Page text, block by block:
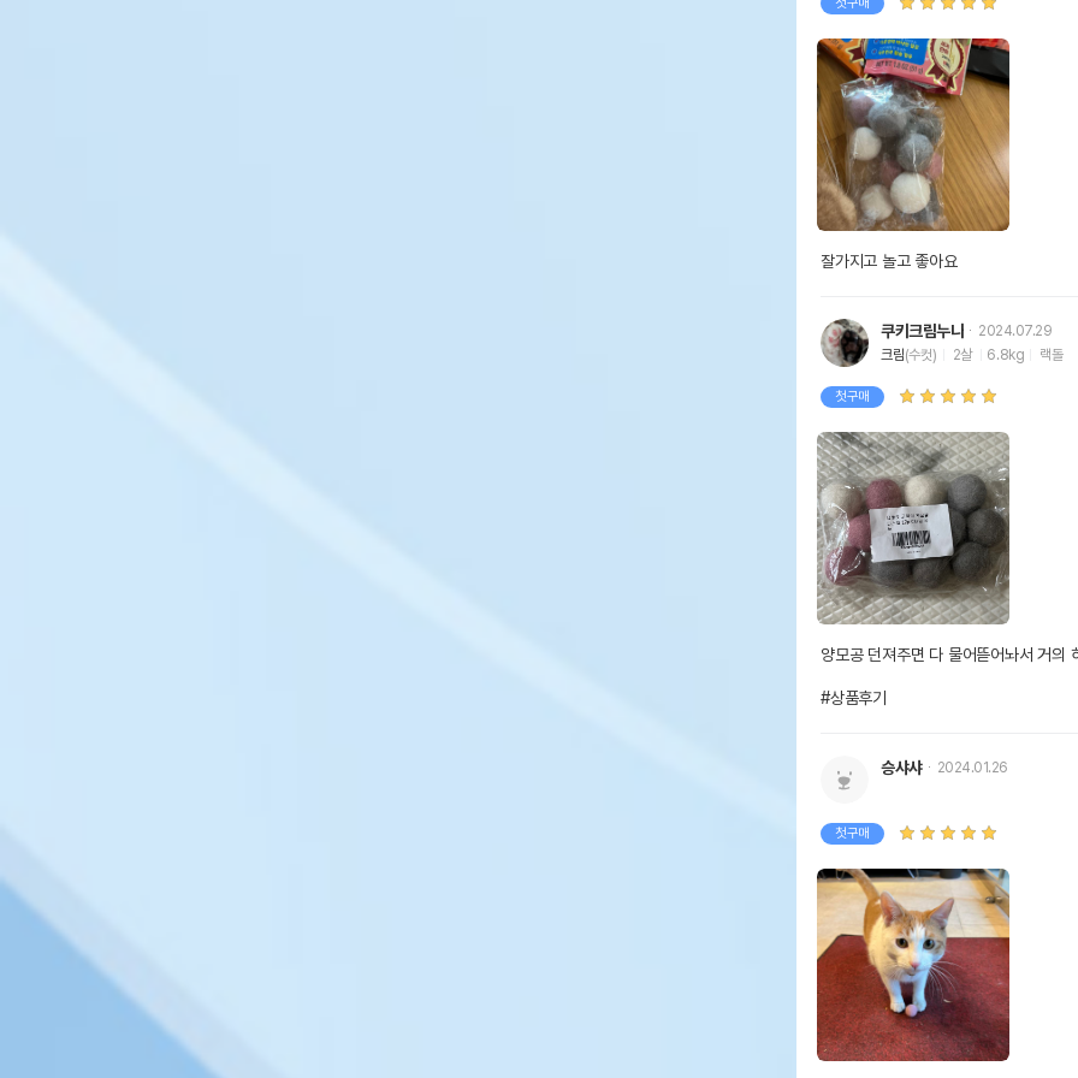
잘가지고 놀고 좋아요
쿠키크림누나
2024.07.29
크림(수컷) 2살 6.8kg 랙돌
첫구매
양모공 던져주면 다 물어뜯어놔서 거의
#상품후기
승샤샤 2024.01.26
첫구매